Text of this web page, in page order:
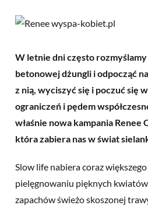
W letnie dni często
betonowej dżungli i odpocząć
z nią, wyciszyć się i poczuć się
ograniczeń i pędem
właśnie nowa kampania Renee
która zabiera nas w świat
Slow life nabiera coraz
pielęgnowaniu pięknych
zapachów świeżo skoszonej